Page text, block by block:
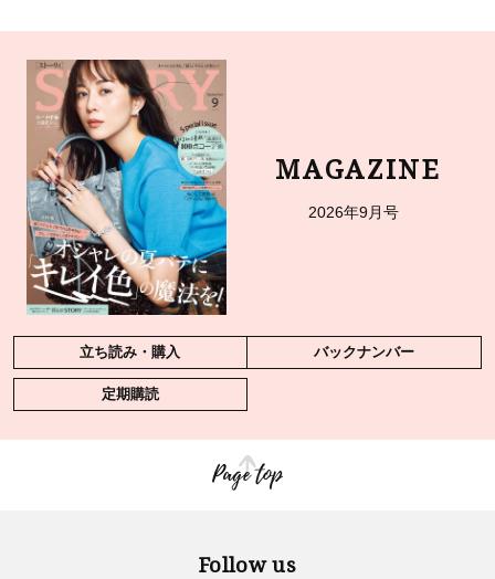
MAGAZINE
2026年9月号
立ち読み・購入 バックナンバー
定期購読
Page top
Follow us